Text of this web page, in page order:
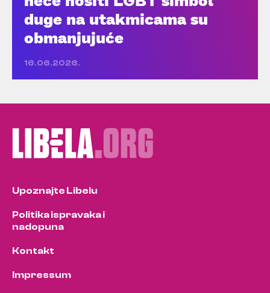
duge na utakmicama su
obmanjujuće
16.06.2026.
Upoznajte Libelu
Politika ispravaka i
nadopuna
Kontakt
Impressum